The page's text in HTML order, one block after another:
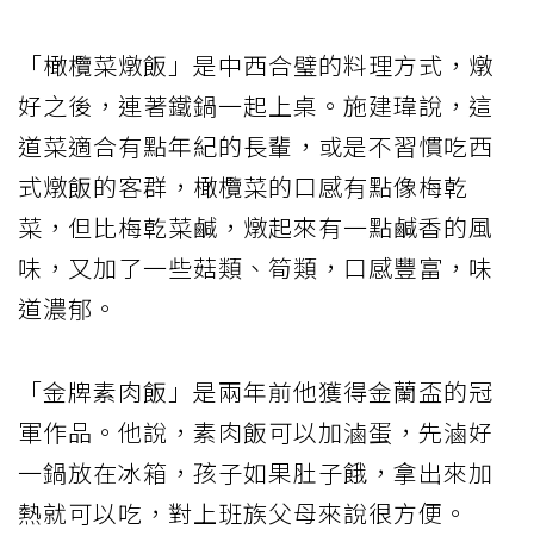
「橄欖菜燉飯」是中西合璧的料理方式，燉
好之後，連著鐵鍋一起上桌。施建瑋說，這
道菜適合有點年紀的長輩，或是不習慣吃西
式燉飯的客群，橄欖菜的口感有點像梅乾
菜，但比梅乾菜鹹，燉起來有一點鹹香的風
味，又加了一些菇類、筍類，口感豐富，味
道濃郁。
「金牌素肉飯」是兩年前他獲得金蘭盃的冠
軍作品。他說，素肉飯可以加滷蛋，先滷好
一鍋放在冰箱，孩子如果肚子餓，拿出來加
熱就可以吃，對上班族父母來說很方便。